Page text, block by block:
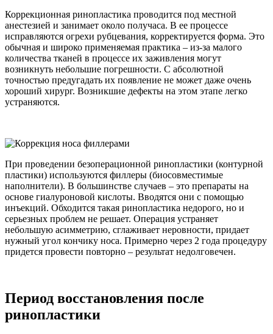
Коррекционная ринопластика проводится под местной
анестезией и занимает около получаса. В ее процессе
исправляются огрехи рубцевания, корректируется форма. Это
обычная и широко применяемая практика – из-за малого
количества тканей в процессе их заживления могут
возникнуть небольшие погрешности. С абсолютной
точностью предугадать их появление не может даже очень
хороший хирург. Возникшие дефекты на этом этапе легко
устраняются.
При проведении безоперационной ринопластики (контурной
пластики) используются филлеры (биосовместимые
наполнители). В большинстве случаев – это препараты на
основе гиалуроновой кислоты. Вводятся они с помощью
инъекций. Обходится такая ринопластика недорого, но и
серьезных проблем не решает. Операция устраняет
небольшую асимметрию, сглаживает неровности, придает
нужный угол кончику носа. Примерно через 2 года процедуру
придется провести повторно – результат недолговечен.
Период восстановления после
ринопластики